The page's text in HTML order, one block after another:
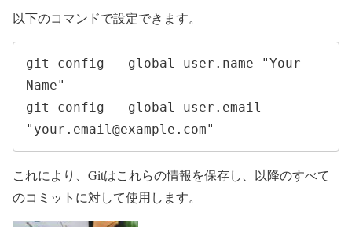
以下のコマンドで設定できます。
git config --global user.name "Your
Name"
git config --global user.email
"your.email@example.com"
これにより、Gitはこれらの情報を保存し、以降のすべて
のコミットに対して使用します。